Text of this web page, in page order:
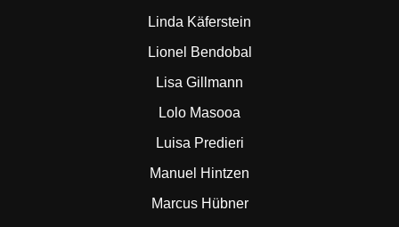
Linda Käferstein
Lionel Bendobal
Lisa Gillmann
Lolo Masooa
Luisa Predieri
Manuel Hintzen
Marcus Hübner